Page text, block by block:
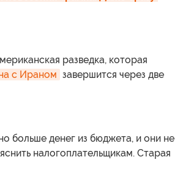
разведка, которая
с Ираном завершится через две
больше денег из бюджета, и они не
налогоплательщикам. Старая